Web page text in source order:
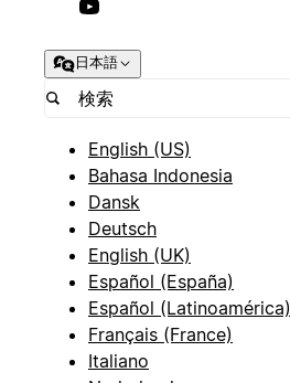
日本語
English (US)
Bahasa Indonesia
Dansk
Deutsch
English (UK)
Español (España)
Español (Latinoamérica)
Français (France)
Italiano